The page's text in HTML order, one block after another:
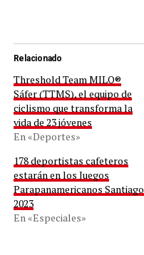
Relacionado
Threshold Team MILO®
Sáfer (TTMS), el equipo de
ciclismo que transforma la
vida de 23 jóvenes
En «Deportes»
178 deportistas cafeteros
estarán en los Juegos
Parapanamericanos Santiago
2023
En «Especiales»